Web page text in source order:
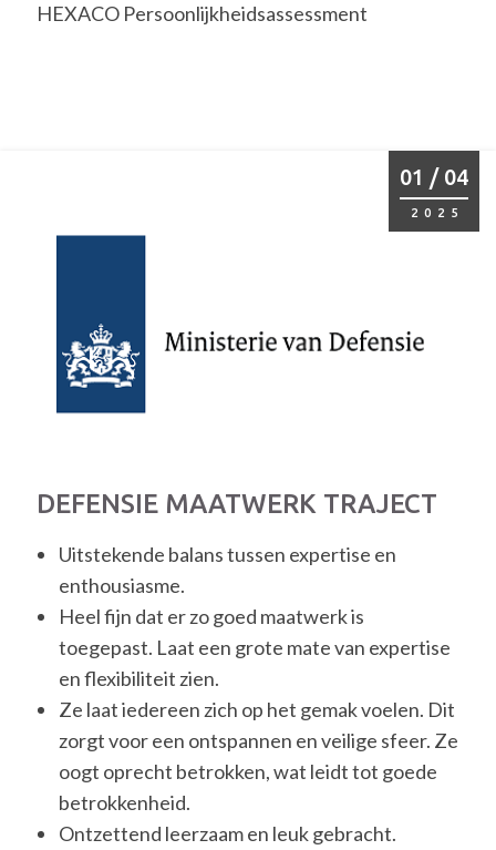
HEXACO Persoonlijkheidsassessment
01 / 04
2025
DEFENSIE MAATWERK TRAJECT
Uitstekende balans tussen expertise en
enthousiasme.
Heel fijn dat er zo goed maatwerk is
toegepast. Laat een grote mate van expertise
en flexibiliteit zien.
Ze laat iedereen zich op het gemak voelen. Dit
zorgt voor een ontspannen en veilige sfeer. Ze
oogt oprecht betrokken, wat leidt tot goede
betrokkenheid.
Ontzettend leerzaam en leuk gebracht.